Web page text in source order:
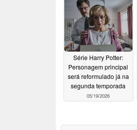
Série Harry Potter:
Personagem principal
será reformulado já na
segunda temporada
05/19/2026